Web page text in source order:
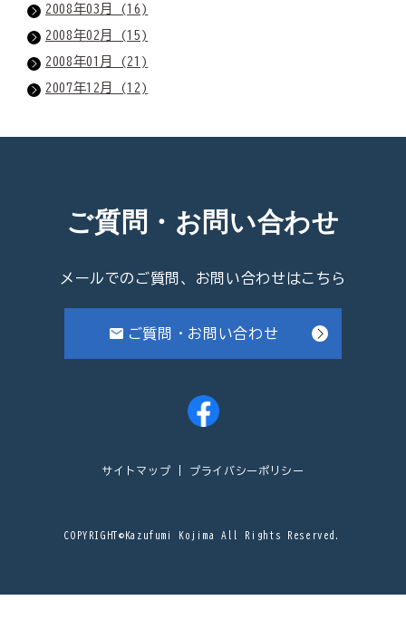
2008年03月 (16)
2008年02月 (15)
2008年01月 (21)
2007年12月 (12)
ご質問・お問い合わせ
メールでのご質問、お問い合わせはこちら
ご質問・お問い合わせ
サイトマップ プライバシーポリシー
COPYRIGHT©Kazufumi Kojima All Rights Reserved.